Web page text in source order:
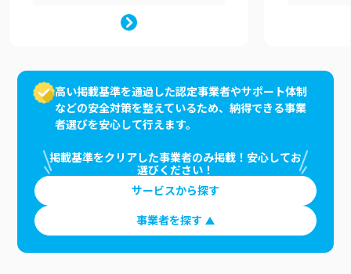
高い掲載基準を通過した認定事業者やサポート体制
などの安全対策を整えているため、納得できる事業
者選びを安心して行えます。
掲載基準をクリアした事業者のみ掲載！安心してお
選びください！
サービスから探す
事業者を探す